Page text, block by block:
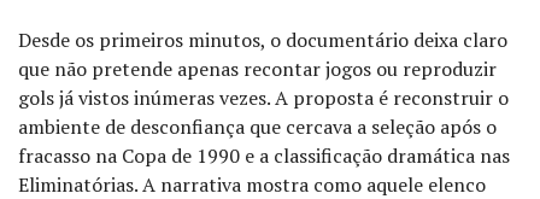
Desde os primeiros minutos, o documentário deixa claro
que não pretende apenas recontar jogos ou reproduzir
gols já vistos inúmeras vezes. A proposta é reconstruir o
ambiente de desconfiança que cercava a seleção após o
fracasso na Copa de 1990 e a classificação dramática nas
Eliminatórias. A narrativa mostra como aquele elenco